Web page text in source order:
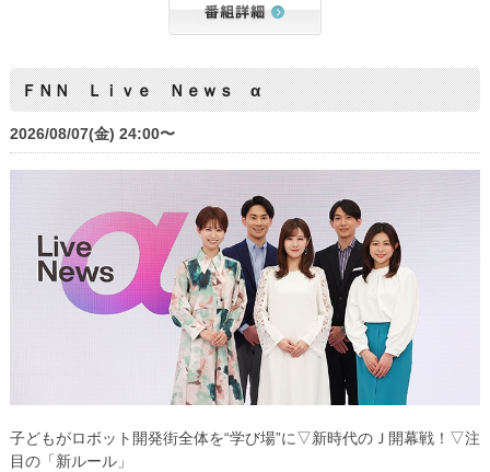
ＦＮＮ Ｌｉｖｅ Ｎｅｗｓ α
2026/08/07(金) 24:00〜
子どもがロボット開発街全体を“学び場”に▽新時代のＪ開幕戦！▽注
目の「新ルール」